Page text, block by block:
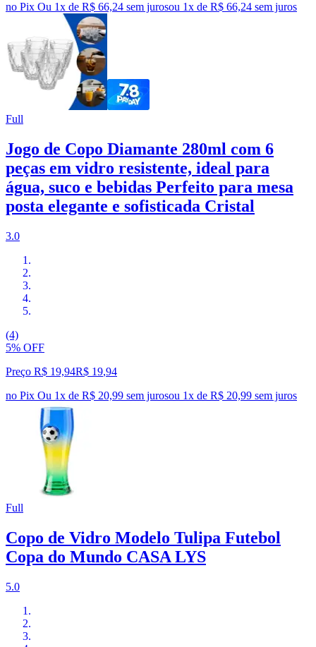
no Pix Ou 1x de R$ 66,24 sem jurosou 1x de R$ 66,24 sem juros
Full
Jogo de Copo Diamante 280ml com 6
peças em vidro resistente, ideal para
água, suco e bebidas Perfeito para mesa
posta elegante e sofisticada Cristal
3.0
(4)
5% OFF
Preço R$ 19,94R$ 19,94
no Pix Ou 1x de R$ 20,99 sem jurosou 1x de R$ 20,99 sem juros
Full
Copo de Vidro Modelo Tulipa Futebol
Copa do Mundo CASA LYS
5.0